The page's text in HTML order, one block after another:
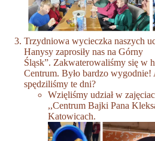
Trzydniowa wycieczka naszych
Hanysy zaprosiły nas na Górny
Śląsk”. Zakwaterowaliśmy się w
Centrum. Było bardzo wygodnie!
spędziliśmy te dni?
Wzięliśmy udział w
,,Centrum Bajki Pana
Katowicach.